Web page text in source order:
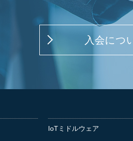
入会につ
IoTミドルウェア